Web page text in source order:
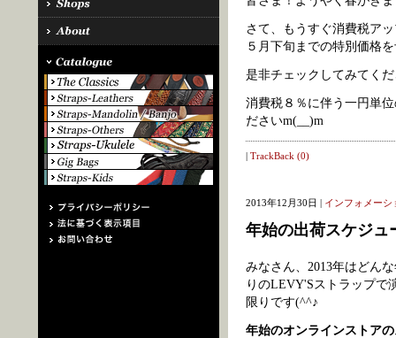
さて、もうすぐ消費税ア
５月下旬までの特別価格
是非チェックしてみてく
消費税８％に伴う一円単
ださいm(__)m
| TrackBack (0)
2013年12月30日 | インフォメーシ
年始の出荷スケジュ
みなさん、2013年はどん
りのLEVY'Sストラップで
限りです(^^♪
年始のオンラインストア